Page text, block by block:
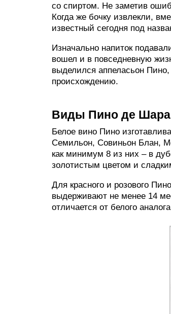
со спиртом. Не заметив
Когда же бочку извлекли,
известный сегодня под
Изначально напиток
вошел и в повседневную
выделился аппеласьон Пино,
происхождению.
Виды Пино де
Белое вино Пино
Семильон, Совиньон Блан,
как минимум 8 из них – в
золотистым цветом и
Для красного и розового
выдерживают не менее 14
отличается от белого